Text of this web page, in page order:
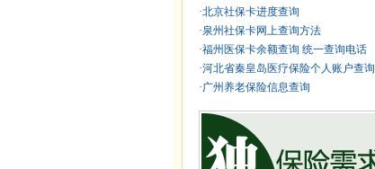
·北京社保卡进度查询
·泉州社保卡网上查询方法
·福州医保卡余额查询 统一查询电话
·河北省秦皇岛医疗保险个人账户查询
·广州养老保险信息查询